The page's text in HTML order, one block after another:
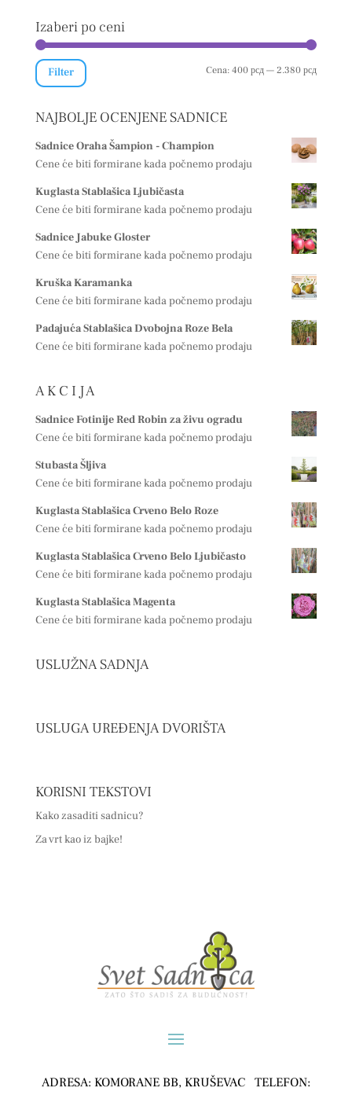
Izaberi po ceni
Filter Cena:400 рсд—2.380 рсд
NAJBOLJE OCENJENE SADNICE
Sadnice Oraha Šampion - Champion
Cene će biti formirane kada počnemo prodaju
Kuglasta Stablašica Ljubičasta
Cene će biti formirane kada počnemo prodaju
Sadnice Jabuke Gloster
Cene će biti formirane kada počnemo prodaju
Kruška Karamanka
Cene će biti formirane kada počnemo prodaju
Padajuća Stablašica Dvobojna Roze Bela
Cene će biti formirane kada počnemo prodaju
A K C I J A
Sadnice Fotinije Red Robin za živu ogradu
Cene će biti formirane kada počnemo prodaju
Stubasta Šljiva
Cene će biti formirane kada počnemo prodaju
Kuglasta Stablašica Crveno Belo Roze
Cene će biti formirane kada počnemo prodaju
Kuglasta Stablašica Crveno Belo Ljubičasto
Cene će biti formirane kada počnemo prodaju
Kuglasta Stablašica Magenta
Cene će biti formirane kada počnemo prodaju
USLUŽNA SADNJA
USLUGA UREĐENJA DVORIŠTA
KORISNI TEKSTOVI
Kako zasaditi sadnicu?
Za vrt kao iz bajke!
ADRESA: KOMORANE BB, KRUŠEVAC TELEFON: